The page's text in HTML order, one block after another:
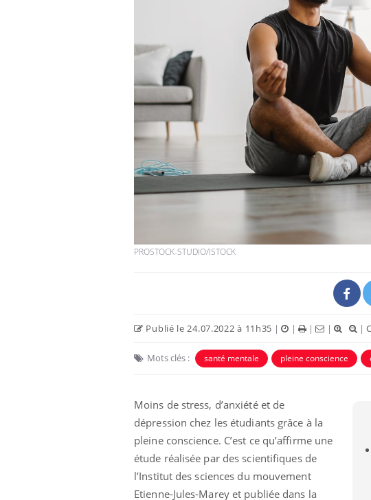
PROSTOCK-STUDIO/ISTOCK
Publié le 24.07.2022 à 11h35 | | | | |
Mots clés : santé mentale pleine conscience
Moins de stress, d’anxiété et de
dépression chez les étudiants grâce à la
pleine conscience. C’est ce qu’affirme une
étude réalisée par des scientifiques de
l’Institut des sciences du mouvement
Etienne-Jules-Marey et publiée dans la
La sieste empêche-t-elle
de dormir la nuit ?